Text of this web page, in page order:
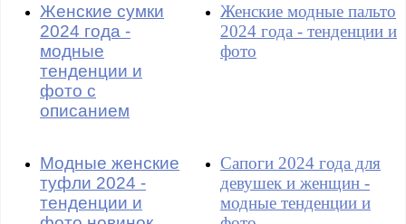
Женские сумки
2024 года -
модные
тенденции и
фото с
описанием
Женские модные пальто
2024 года - тенденции и
фото
Модные женские
туфли 2024 -
тенденции и
Сапоги 2024 года для
девушек и женщин -
модные тенденции и